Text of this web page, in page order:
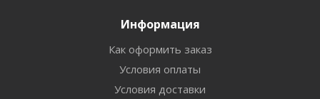
Информация
Как оформить заказ
Условия оплаты
Условия доставки